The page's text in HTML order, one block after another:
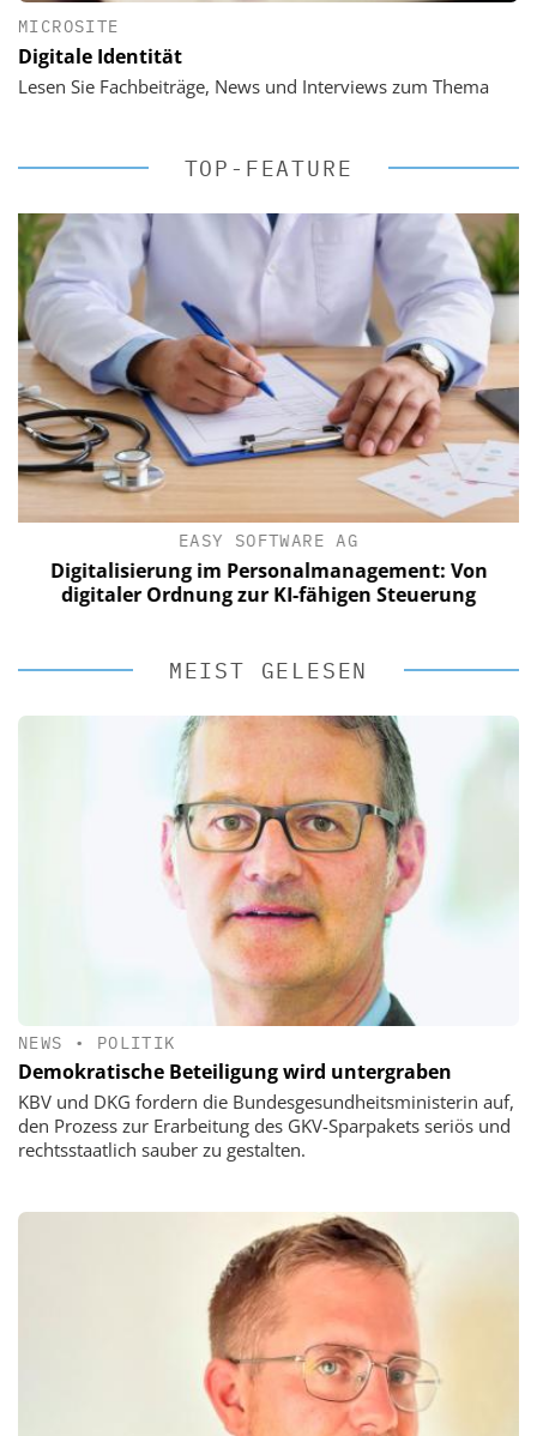
MICROSITE
Digitale Identität
Lesen Sie Fachbeiträge, News und Interviews zum Thema
TOP-FEATURE
EASY SOFTWARE AG
Digitalisierung im Personalmanagement: Von
digitaler Ordnung zur KI-fähigen Steuerung
MEIST GELESEN
NEWS • POLITIK
Demokratische Beteiligung wird untergraben
KBV und DKG fordern die Bundesgesundheitsministerin auf,
den Prozess zur Erarbeitung des GKV-Sparpakets seriös und
rechtsstaatlich sauber zu gestalten.